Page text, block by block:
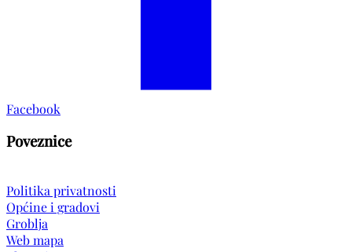
Facebook
Poveznice
Politika privatnosti
Općine i gradovi
Groblja
Web mapa